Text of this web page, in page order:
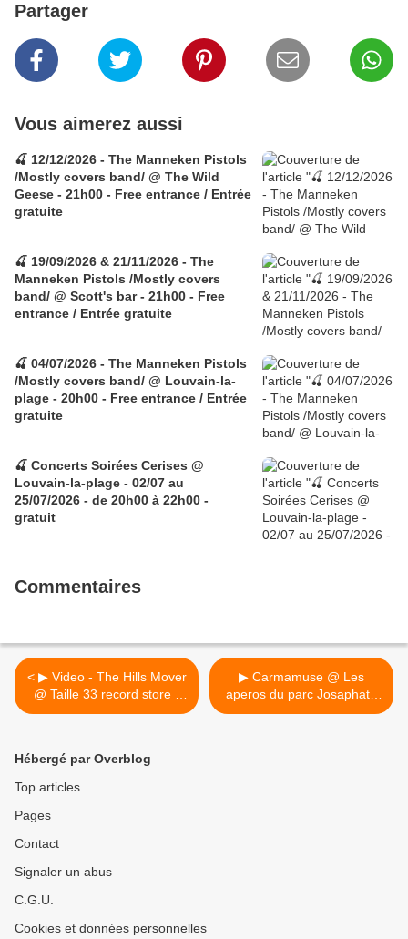
Partager
Vous aimerez aussi
🍒 12/12/2026 - The Manneken Pistols
/Mostly covers band/ @ The Wild
Geese - 21h00 - Free entrance / Entrée
gratuite
🍒 19/09/2026 & 21/11/2026 - The
Manneken Pistols /Mostly covers
band/ @ Scott's bar - 21h00 - Free
entrance / Entrée gratuite
🍒 04/07/2026 - The Manneken Pistols
/Mostly covers band/ @ Louvain-la-
plage - 20h00 - Free entrance / Entrée
gratuite
🍒 Concerts Soirées Cerises @
Louvain-la-plage - 02/07 au
25/07/2026 - de 20h00 à 22h00 -
gratuit
Commentaires
< ▶ Video - The Hills Mover
@ Taille 33 record store -
22/10/2016
▶ Carmamuse @ Les
aperos du parc Josaphat /
Ecuries van de tram -
Hébergé par Overblog
Top articles
Pages
Contact
Signaler un abus
C.G.U.
Cookies et données personnelles